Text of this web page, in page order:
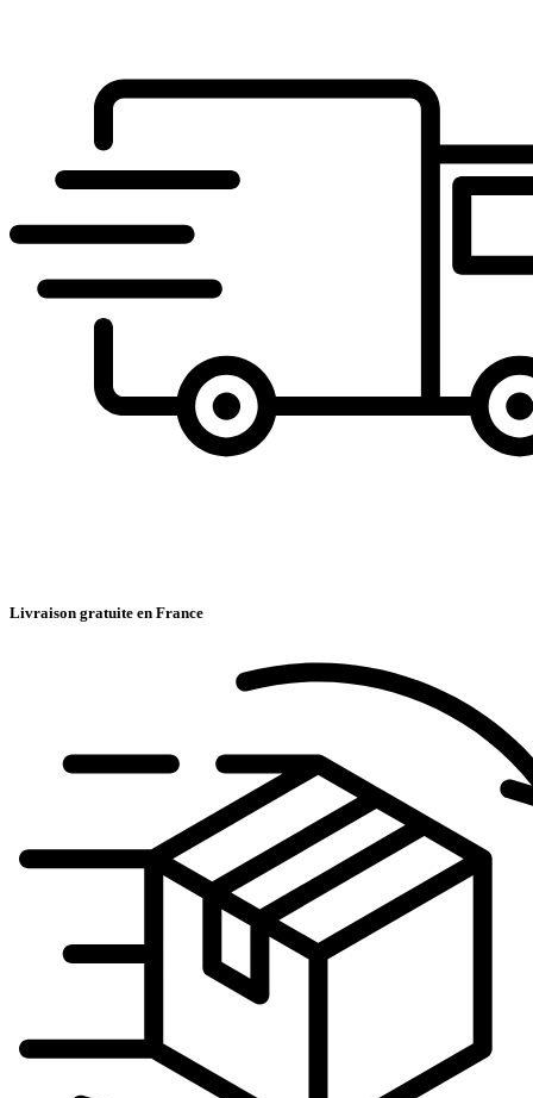
Livraison gratuite en France